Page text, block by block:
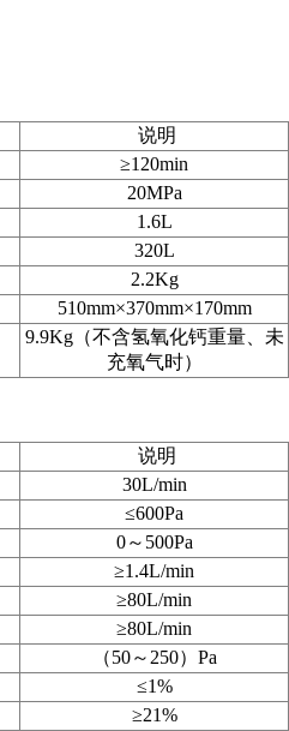
说明
≥120min
20MPa
1.6L
320L
2.2Kg
510mm×370mm×170mm
9.9Kg（不含氢氧化钙重量、未
充氧气时）
说明
30L/min
≤600Pa
0～500Pa
≥1.4L/min
≥80L/min
≥80L/min
（50～250）Pa
≤1%
≥21%